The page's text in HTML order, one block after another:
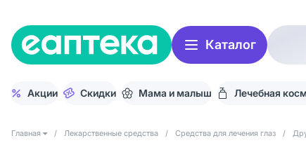
Каталог
Акции Скидки Мама и малыш Лечебная
Главная / Лекарственные средства / Средства для лечения глаз /